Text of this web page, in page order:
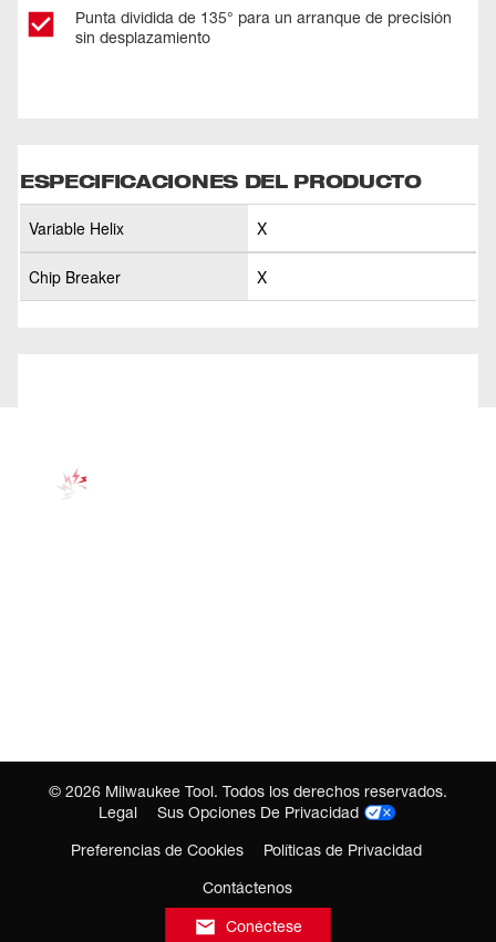
Punta dividida de 135° para un arranque de precisión
sin desplazamiento
ESPECIFICACIONES DEL PRODUCTO
Variable Helix X
Chip Breaker X
Conéctese
© 2026 Milwaukee Tool. Todos los derechos reservados.
Legal
Sus Opciones De Privacidad
Preferencias de Cookies
Políticas de Privacidad
Contáctenos